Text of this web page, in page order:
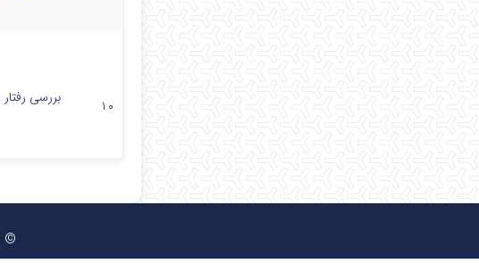
۱۰
بررسی
©